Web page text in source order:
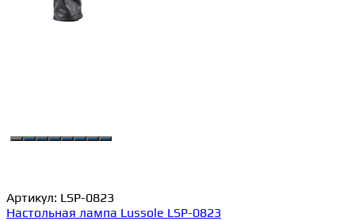
Артикул: LSP-0823
Настольная лампа Lussole LSP-0823